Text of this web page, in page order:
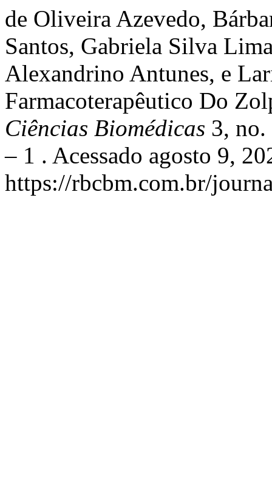
de Oliveira Azevedo,
Santos, Gabriela Silva
Alexandrino Antunes, e
Farmacoterapêutico Do
Ciências Biomédicas 3,
– 1 . Acessado agosto 9,
https://rbcbm.com.br/